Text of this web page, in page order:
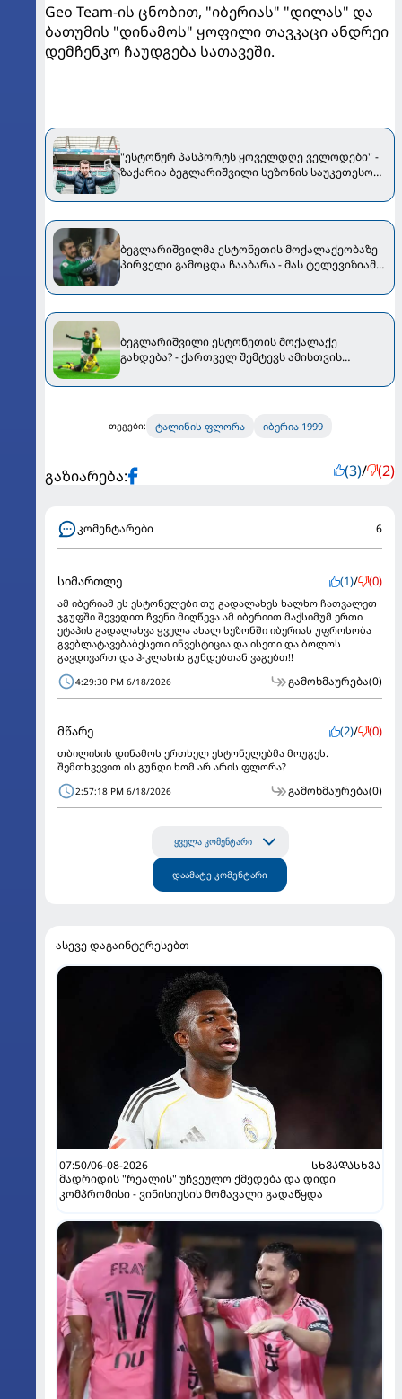
Geo Team-ის ცნობით, "იბერიას" "დილას" და
ბათუმის "დინამოს" ყოფილი თავკაცი ანდრეი
დემჩენკო ჩაუდგება სათავეში.
"ესტონურ პასპორტს ყოველდღე ველოდები" -
ზაქარია ბეგლარიშვილი სეზონის საუკეთესო
ბეგლარიშვილმა ესტონეთის მოქალაქეობაზე
პირველი გამოცდა ჩააბარა - მას ტელევიზიამ
ბეგლარიშვილი ესტონეთის მოქალაქე
გახდება? - ქართველ შემტევს ამისთვის
თეგები: ტალინის ფლორა იბერია 1999
გაზიარება: (3)/ (2)
კომენტარები 6
სიმართლე (1)/ (0)
ამ იბერიამ ეს ესტონელები თუ გადალახეს ხალხო ჩათვალეთ
ჯგუფში შევედით ჩვენი მიღწევა ამ იბერიით მაქსიმუმ ერთი
ეტაპის გადალახვა ყველა ახალ სეზონში იბერიას უფროსობა
გვებლატავებაბესეთი ინვესტიცია და ისეთი და ბოლოს
გავდივართ და ჰ-კლასის გუნდებთან ვაგებთ!!
4:29:30 PM 6/18/2026 გამოხმაურება(0)
მწარე (2)/ (0)
თბილისის დინამოს ერთხელ ესტონელებმა მოუგეს.
შემთხვევით ის გუნდი ხომ არ არის ფლორა?
2:57:18 PM 6/18/2026 გამოხმაურება(0)
ყველა კომენტარი
დაამატე კომენტარი
ასევე დაგაინტერესებთ
07:50/06-08-2026
ᲡᲮᲕᲐᲓᲐᲡᲮᲕᲐ
მადრიდის "რეალის" უჩვეულო ქმედება და დიდი
კომპრომისი - ვინისიუსის მომავალი გადაწყდა